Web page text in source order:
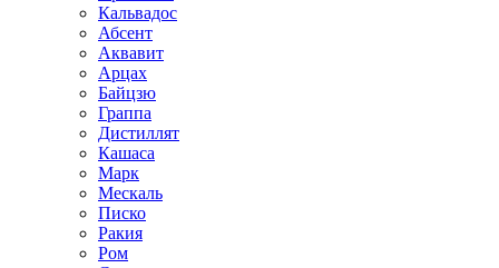
Кальвадос
Абсент
Аквавит
Арцах
Байцзю
Граппа
Дистиллят
Кашаса
Марк
Мескаль
Писко
Ракия
Ром